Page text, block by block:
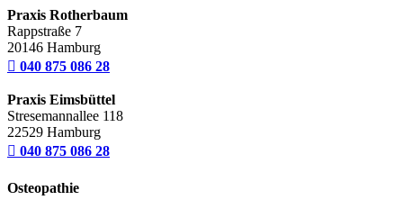
Praxis Rotherbaum
Rappstraße 7
20146 Hamburg
 040 875 086 28
Praxis Eimsbüttel
Stresemannallee 118
22529 Hamburg
 040 875 086 28
Osteopathie